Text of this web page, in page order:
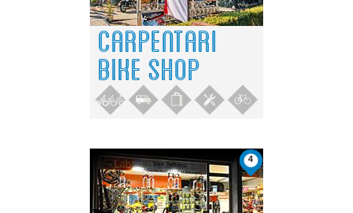
CARPENTARI
BIKE SHOP
4